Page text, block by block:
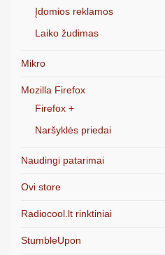
Įdomios reklamos
Laiko žudimas
Mikro
Mozilla Firefox
Firefox +
Naršyklės priedai
Naudingi patarimai
Ovi store
Radiocool.lt rinktiniai
StumbleUpon